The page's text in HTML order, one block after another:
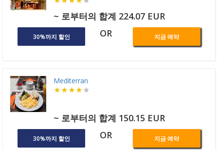
~ 로부터의 합계 224.07 EUR
30%까지 할인 OR 지금 예약
Mediterran
~ 로부터의 합계 150.15 EUR
30%까지 할인 OR 지금 예약